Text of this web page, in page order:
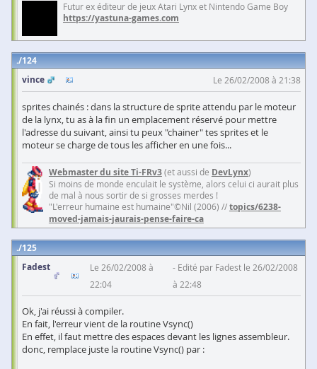
Futur ex éditeur de jeux Atari Lynx et Nintendo Game Boy
https://yastuna-games.com
124
vince
Le 26/02/2008 à 21:38
sprites chainés : dans la structure de sprite attendu par le moteur
de la lynx, tu as à la fin un emplacement réservé pour mettre
l'adresse du suivant, ainsi tu peux "chainer" tes sprites et le
moteur se charge de tous les afficher en une fois...
Webmaster du site Ti-FRv3(et aussi de DevLynx)
Si moins de monde enculait le système, alors celui ci aurait plus
de mal à nous sortir de si grosses merdes !
"L'erreur humaine est humaine"©Nil (2006) //topics/6238-
moved-jamais-jaurais-pense-faire-ca
125
Fadest
Le 26/02/2008 à
22:04
Edité par Fadest le 26/02/2008
à 22:48
Ok, j'ai réussi à compiler.
En fait, l'erreur vient de la routine Vsync()
En effet, il faut mettre des espaces devant les lignes assembleur.
donc, remplace juste la routine Vsync() par :